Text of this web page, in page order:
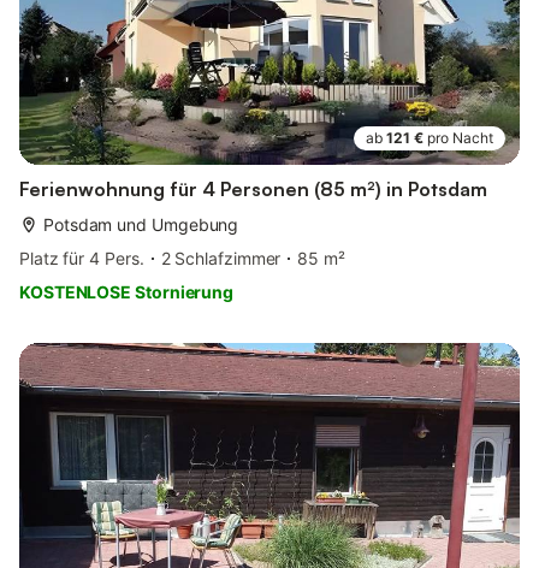
ab 121 € pro Nacht
Ferienwohnung für 4 Personen (85 m²) in Potsdam
Potsdam und Umgebung
Platz für 4 Pers.
2 Schlafzimmer
85 m²
KOSTENLOSE Stornierung